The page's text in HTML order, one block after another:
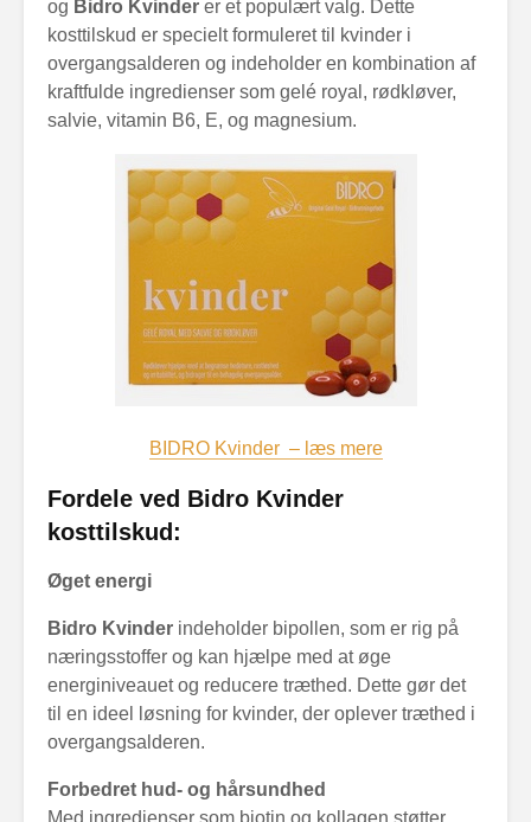
og Bidro Kvinder er et populært valg. Dette
kosttilskud er specielt formuleret til kvinder i
overgangsalderen og indeholder en kombination af
kraftfulde ingredienser som gelé royal, rødkløver,
salvie, vitamin B6, E, og magnesium.
BIDRO Kvinder – læs mere
Fordele ved Bidro Kvinder
kosttilskud:
Øget energi
Bidro Kvinder indeholder bipollen, som er rig på
næringsstoffer og kan hjælpe med at øge
energiniveauet og reducere træthed. Dette gør det
til en ideel løsning for kvinder, der oplever træthed i
overgangsalderen.
Forbedret hud- og hårsundhed
Med ingredienser som biotin og kollagen støtter